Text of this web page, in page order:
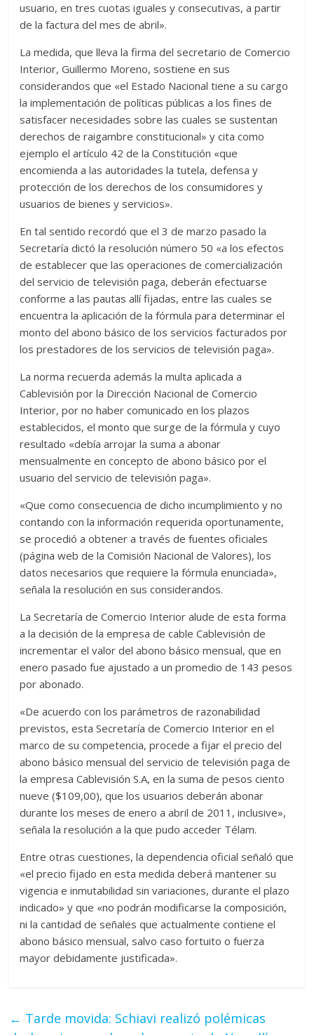
usuario, en tres cuotas iguales y consecutivas, a partir
de la factura del mes de abril».
La medida, que lleva la firma del secretario de Comercio
Interior, Guillermo Moreno, sostiene en sus
considerandos que «el Estado Nacional tiene a su cargo
la implementación de políticas públicas a los fines de
satisfacer necesidades sobre las cuales se sustentan
derechos de raigambre constitucional» y cita como
ejemplo el artículo 42 de la Constitución «que
encomienda a las autoridades la tutela, defensa y
protección de los derechos de los consumidores y
usuarios de bienes y servicios».
En tal sentido recordó que el 3 de marzo pasado la
Secretaría dictó la resolución número 50 «a los efectos
de establecer que las operaciones de comercialización
del servicio de televisión paga, deberán efectuarse
conforme a las pautas allí fijadas, entre las cuales se
encuentra la aplicación de la fórmula para determinar el
monto del abono básico de los servicios facturados por
los prestadores de los servicios de televisión paga».
La norma recuerda además la multa aplicada a
Cablevisión por la Dirección Nacional de Comercio
Interior, por no haber comunicado en los plazos
establecidos, el monto que surge de la fórmula y cuyo
resultado «debía arrojar la suma a abonar
mensualmente en concepto de abono básico por el
usuario del servicio de televisión paga».
«Que como consecuencia de dicho incumplimiento y no
contando con la información requerida oportunamente,
se procedió a obtener a través de fuentes oficiales
(página web de la Comisión Nacional de Valores), los
datos necesarios que requiere la fórmula enunciada»,
señala la resolución en sus considerandos.
La Secretaría de Comercio Interior alude de esta forma
a la decisión de la empresa de cable Cablevisión de
incrementar el valor del abono básico mensual, que en
enero pasado fue ajustado a un promedio de 143 pesos
por abonado.
«De acuerdo con los parámetros de razonabilidad
previstos, esta Secretaría de Comercio Interior en el
marco de su competencia, procede a fijar el precio del
abono básico mensual del servicio de televisión paga de
la empresa Cablevisión S.A, en la suma de pesos ciento
nueve ($109,00), que los usuarios deberán abonar
durante los meses de enero a abril de 2011, inclusive»,
señala la resolución a la que pudo acceder Télam.
Entre otras cuestiones, la dependencia oficial señaló que
«el precio fijado en esta medida deberá mantener su
vigencia e inmutabilidad sin variaciones, durante el plazo
indicado» y que «no podrán modificarse la composición,
ni la cantidad de señales que actualmente contiene el
abono básico mensual, salvo caso fortuito o fuerza
mayor debidamente justificada».
← Tarde movida: Schiavi realizó polémicas